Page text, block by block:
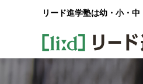
リード進学塾は幼・小・